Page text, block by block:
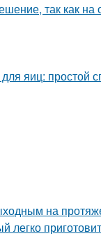
так как
яиц: простой
на
легко